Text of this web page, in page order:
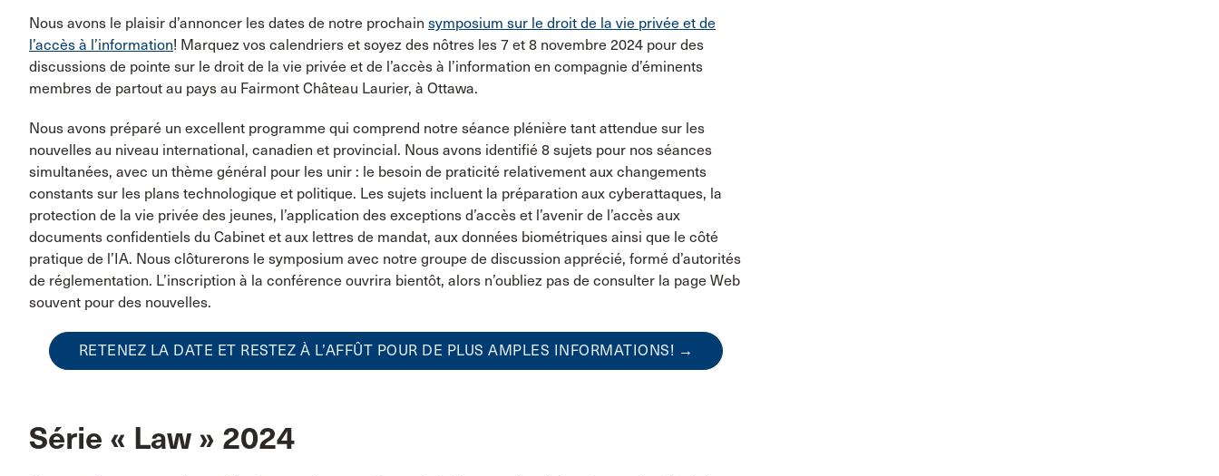
Nous avons le plaisir d’annoncer les dates de notre prochain symposium sur le droit de la vie privée et de
l’accès à l’information! Marquez vos calendriers et soyez des nôtres les 7 et 8 novembre 2024 pour des
discussions de pointe sur le droit de la vie privée et de l’accès à l’information en compagnie d’éminents
membres de partout au pays au Fairmont Château Laurier, à Ottawa.
Nous avons préparé un excellent programme qui comprend notre séance plénière tant attendue sur les
nouvelles au niveau international, canadien et provincial. Nous avons identifié 8 sujets pour nos séances
simultanées, avec un thème général pour les unir : le besoin de praticité relativement aux changements
constants sur les plans technologique et politique. Les sujets incluent la préparation aux cyberattaques, la
protection de la vie privée des jeunes, l’application des exceptions d’accès et l’avenir de l’accès aux
documents confidentiels du Cabinet et aux lettres de mandat, aux données biométriques ainsi que le côté
pratique de l’IA. Nous clôturerons le symposium avec notre groupe de discussion apprécié, formé d’autorités
de réglementation. L’inscription à la conférence ouvrira bientôt, alors n’oubliez pas de consulter la page Web
souvent pour des nouvelles.
RETENEZ LA DATE ET RESTEZ À L’AFFÛT POUR DE PLUS AMPLES INFORMATIONS! →
Série « Law » 2024